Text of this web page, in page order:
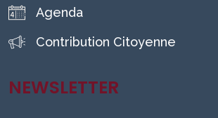
Agenda
Contribution Citoyenne
NEWSLETTER